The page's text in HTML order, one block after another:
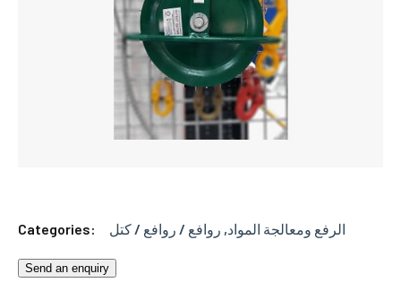
Categories: الرفع ومعالجة المواد, روافع / روافع / كتل
Send an enquiry